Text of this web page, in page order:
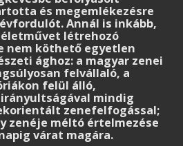
és megemlékezésre
Annál is inkább,
létrehozó
nem köthető egyetlen
ághoz: a magyar zenei
felvállaló, a
felül álló,
mindig
zenefelfogással;
zenéje méltó értelmezése
várat magára.